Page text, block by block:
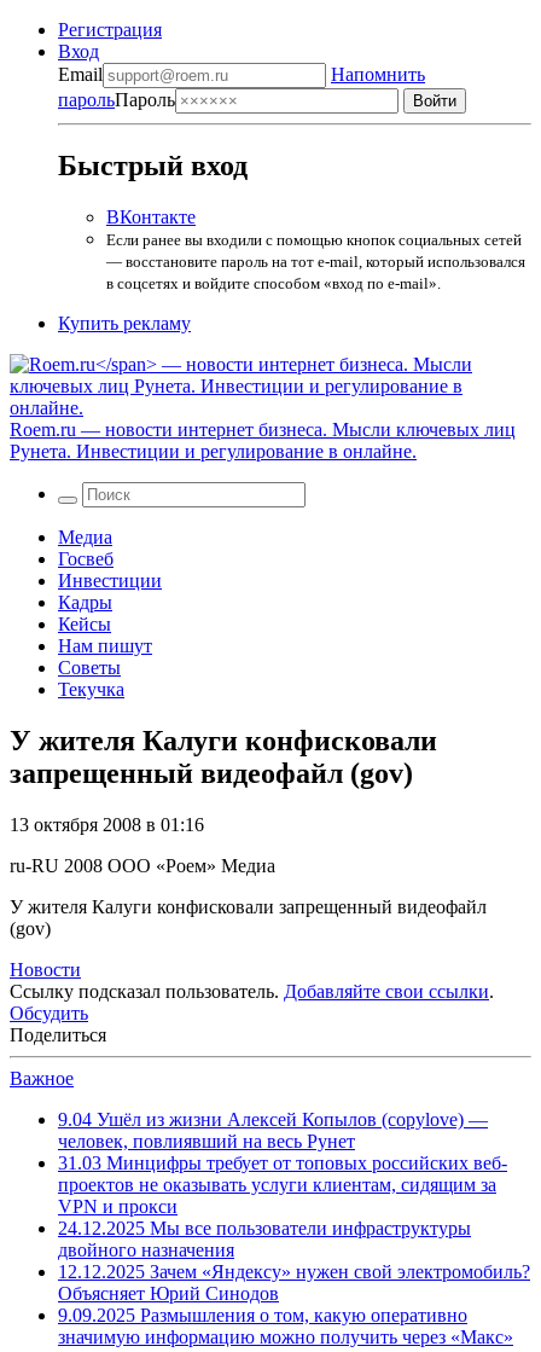
Регистрация
Вход
Email
Напомнить
парольПароль
Быстрый вход
ВКонтакте
Если ранее вы входили с помощью кнопок социальных сетей
— восстановите пароль на тот e-mail, который использовался
в соцсетях и войдите способом «вход по e-mail».
Купить рекламу
Roem.ru — новости интернет бизнеса. Мысли ключевых лиц
Рунета. Инвестиции и регулирование в онлайне.
Медиа
Госвеб
Инвестиции
Кадры
Кейсы
Нам пишут
Советы
Текучка
У жителя Калуги конфисковали
запрещенный видеофайл (gov)
13 октября 2008 в 01:16
ru-RU 2008 ООО «Роем» Медиа
У жителя Калуги конфисковали запрещенный видеофайл
(gov)
Новости
Ссылку подсказал пользователь. Добавляйте свои ссылки.
Обсудить
Поделиться
Важное
9.04 Ушёл из жизни Алексей Копылов (copylove) —
человек, повлиявший на весь Рунет
31.03 Минцифры требует от топовых российских веб-
проектов не оказывать услуги клиентам, сидящим за
VPN и прокси
24.12.2025 Мы все пользователи инфраструктуры
двойного назначения
12.12.2025 Зачем «Яндексу» нужен свой электромобиль?
Объясняет Юрий Синодов
9.09.2025 Размышления о том, какую оперативно
значимую информацию можно получить через «Макс»